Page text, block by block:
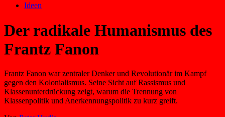
Ideen
Der radikale Humanismus des
Frantz Fanon
Frantz Fanon war zentraler Denker und Revolutionär im Kampf
gegen den Kolonialismus. Seine Sicht auf Rassismus und
Klassenunterdrückung zeigt, warum die Trennung von
Klassenpolitik und Anerkennungspolitik zu kurz greift.